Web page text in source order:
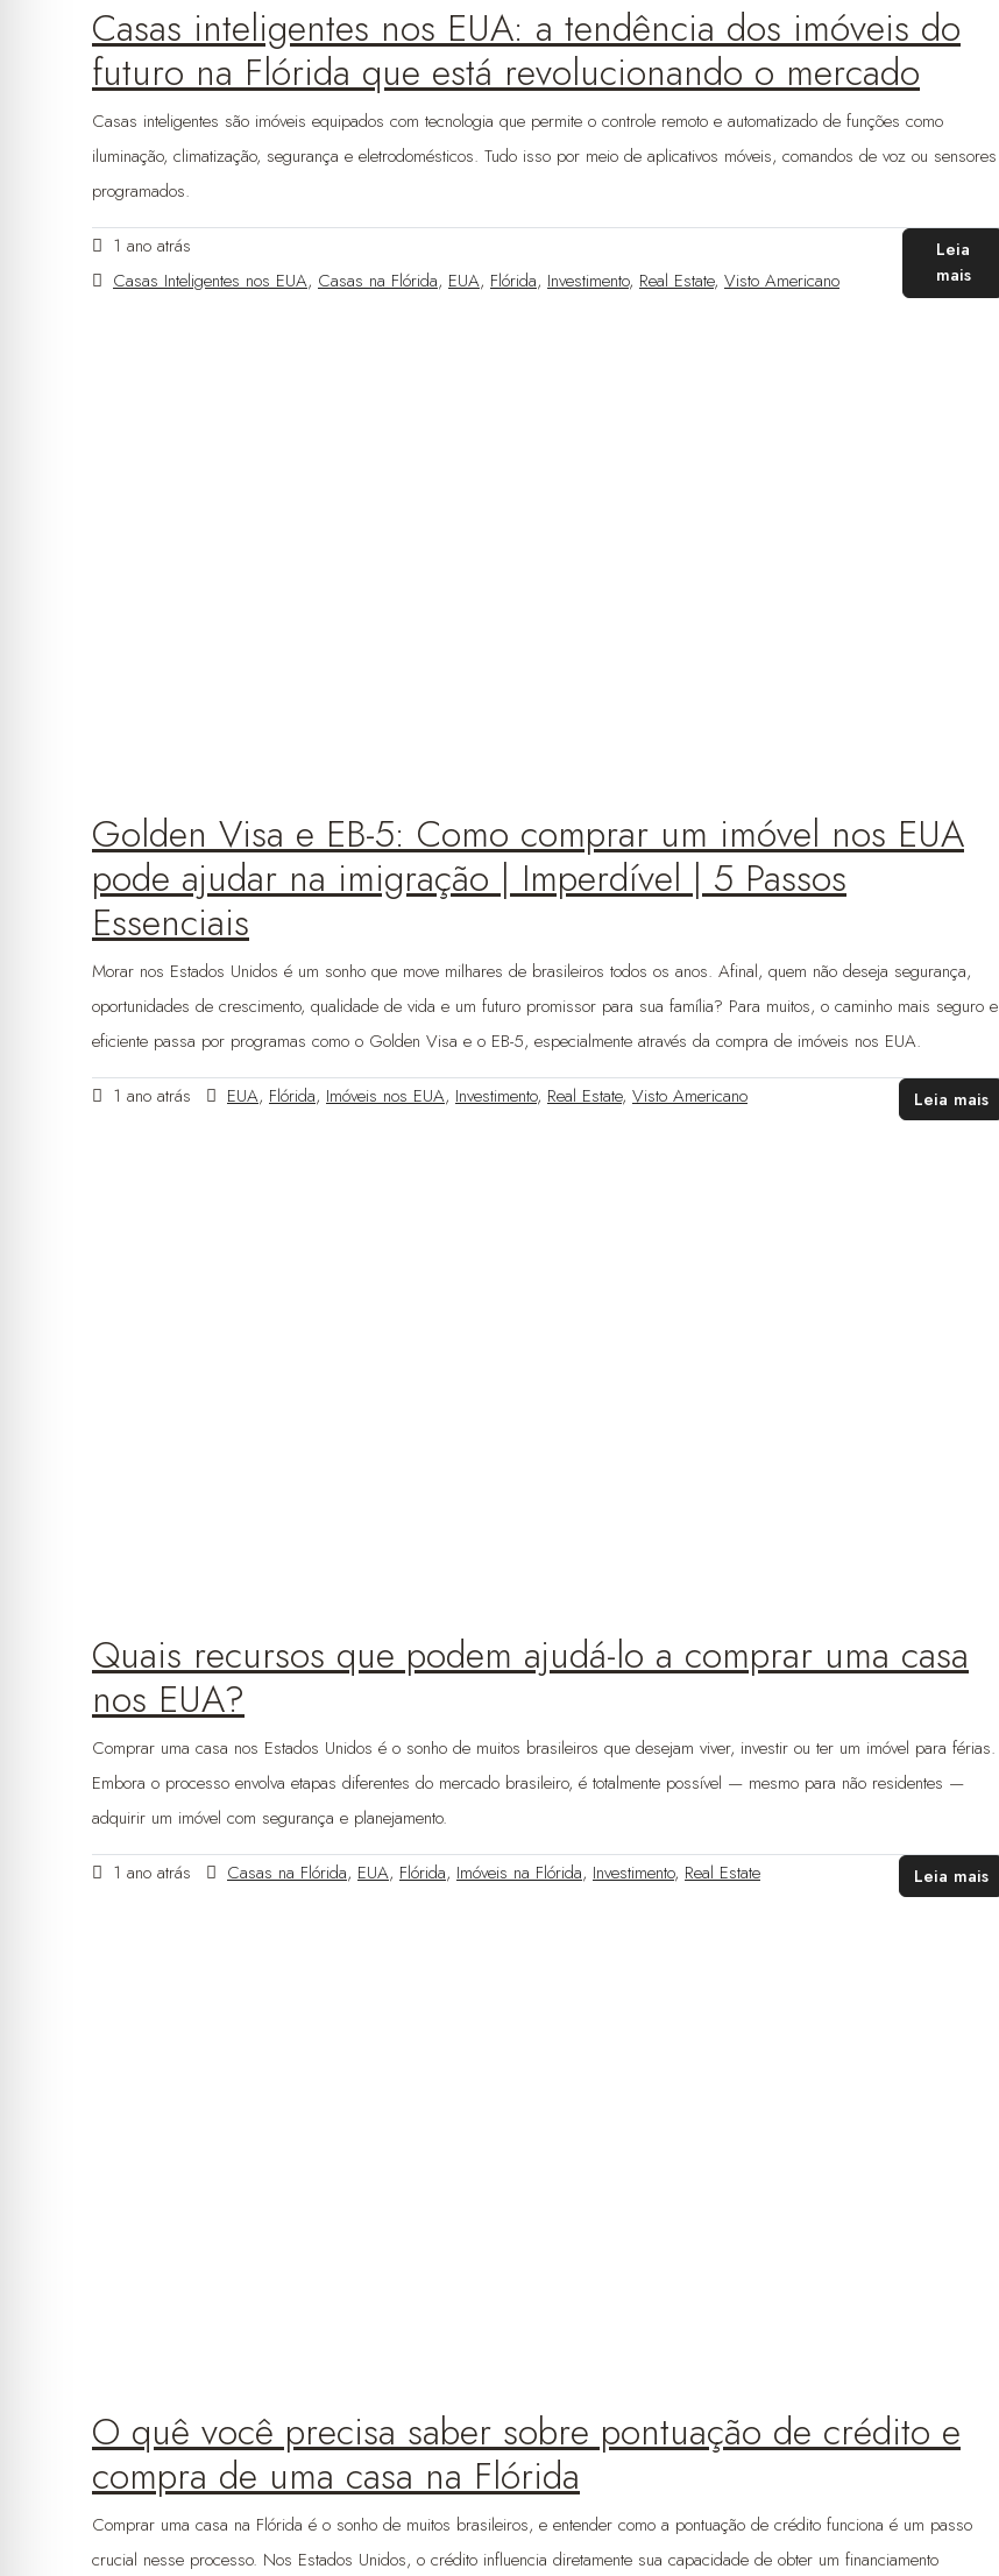
Casas inteligentes nos EUA: a tendência dos imóveis do
futuro na Flórida que está revolucionando o mercado
Casas inteligentes são imóveis equipados com tecnologia que permite o controle remoto e automatizado de funções como
iluminação, climatização, segurança e eletrodomésticos. Tudo isso por meio de aplicativos móveis, comandos de voz ou sensores
programados.
1 ano atrás
Casas Inteligentes nos EUA, Casas na Flórida, EUA, Flórida, Investimento, Real Estate, Visto Americano
Leia
mais
Golden Visa e EB-5: Como comprar um imóvel nos EUA
pode ajudar na imigração | Imperdível | 5 Passos
Essenciais
Morar nos Estados Unidos é um sonho que move milhares de brasileiros todos os anos. Afinal, quem não deseja segurança,
oportunidades de crescimento, qualidade de vida e um futuro promissor para sua família? Para muitos, o caminho mais seguro e
eficiente passa por programas como o Golden Visa e o EB-5, especialmente através da compra de imóveis nos EUA.
1 ano atrás EUA, Flórida, Imóveis nos EUA, Investimento, Real Estate, Visto Americano Leia mais
Quais recursos que podem ajudá-lo a comprar uma casa
nos EUA?
Comprar uma casa nos Estados Unidos é o sonho de muitos brasileiros que desejam viver, investir ou ter um imóvel para férias.
Embora o processo envolva etapas diferentes do mercado brasileiro, é totalmente possível — mesmo para não residentes —
adquirir um imóvel com segurança e planejamento.
1 ano atrás Casas na Flórida, EUA, Flórida, Imóveis na Flórida, Investimento, Real Estate Leia mais
O quê você precisa saber sobre pontuação de crédito e
compra de uma casa na Flórida
Comprar uma casa na Flórida é o sonho de muitos brasileiros, e entender como a pontuação de crédito funciona é um passo
crucial nesse processo. Nos Estados Unidos, o crédito influencia diretamente sua capacidade de obter um financiamento